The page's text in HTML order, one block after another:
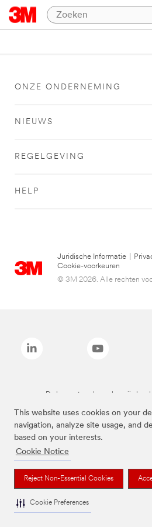
This website uses cookies on your
navigation, analyze site usage, and
based on your interests.
Cookie Notice
Reject Non-Essential Cookies
Cookie Preferences
ONZE ONDERNEMING
NIEUWS
REGELGEVING
HELP
Juridische Informatie
Cookie-voorkeuren
© 3M 2026. Alle rechten
De bovenstaande merken zijn